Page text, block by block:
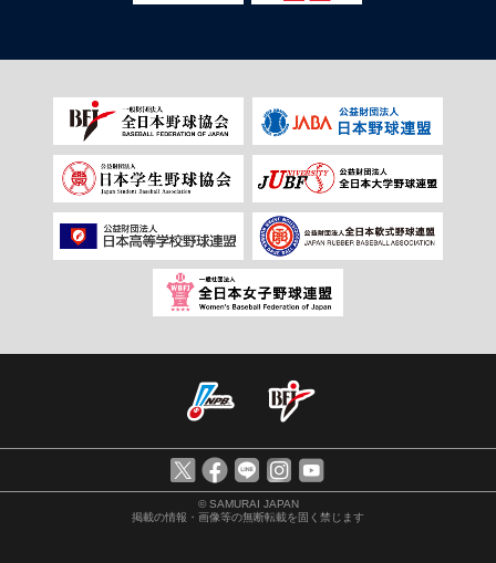
© SAMURAI JAPAN
掲載の情報・画像等の無断転載を固く禁じます